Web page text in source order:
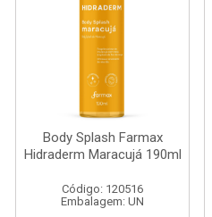
Body Splash Farmax
Hidraderm Maracujá 190ml
Código: 120516
Embalagem: UN